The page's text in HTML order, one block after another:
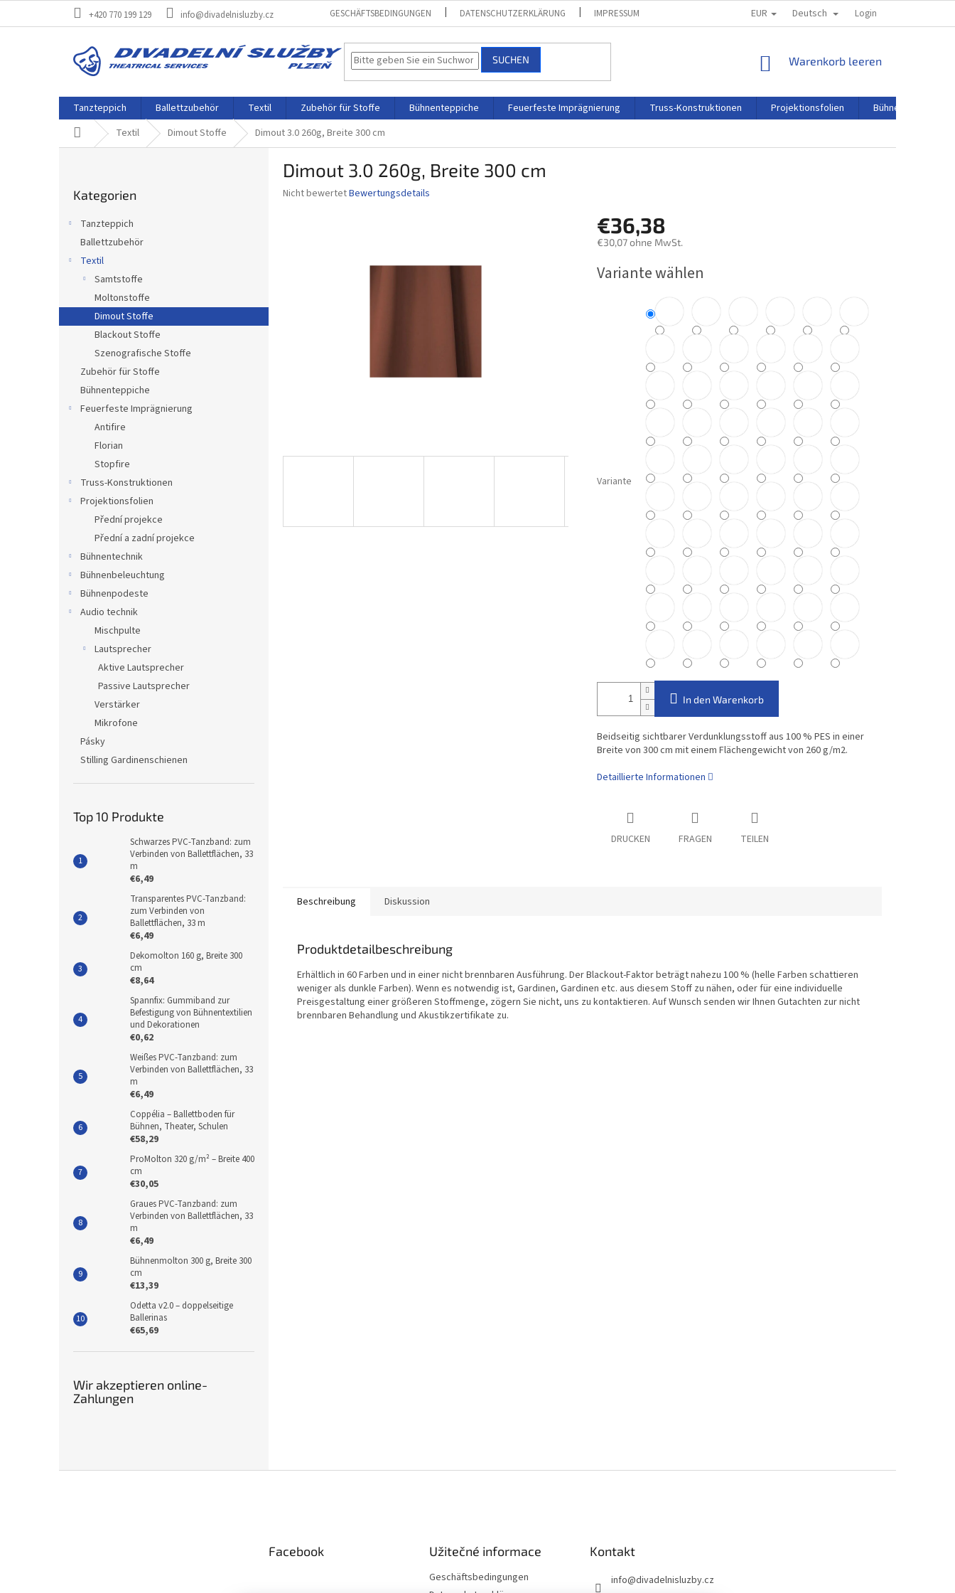
+420 770 199 129 info@divadelnisluzby.cz GESCHÄFTSBEDINGUNGEN DATENSCHUTZERKLÄRUNG IMPRESSUM REKLAMATIONSORDNUNG
EUR Deutsch Login
SUCHEN WARENKORB
Warenkorb leeren
Tanzteppich Ballettzubehör Textil Zubehör für Stoffe Bühnenteppiche Feuerfeste Imprägnierung Truss-Konstruktionen Projektionsfolien
Bühnentechnik
Startseite
Textil Dimout Stoffe Dimout 3.0 260g, Breite 300 cm
t
e
überspringen
Kategorien
Tanzteppich
Ballettzubehör
Textil
Samtstoffe
Moltonstoffe
Dimout Stoffe
Blackout Stoffe
Szenografische Stoffe
Zubehör für Stoffe
Bühnenteppiche
Feuerfeste Imprägnierung
Antifire
Florian
Stopfire
Truss-Konstruktionen
Projektionsfolien
Přední projekce
Přední a zadní projekce
Bühnentechnik
Bühnenbeleuchtung
Bühnenpodeste
Audio technik
Mischpulte
Lautsprecher
Aktive Lautsprecher
Passive Lautsprecher
Verstärker
Mikrofone
Pásky
Stilling Gardinenschienen
Top 10 Produkte
Schwarzes PVC-Tanzband: zum
Verbinden von Ballettflächen, 33
m
€6,49
Transparentes PVC-Tanzband:
zum Verbinden von
Ballettflächen, 33 m
€6,49
Dekomolton 160 g, Breite 300
cm
€8,64
Spannfix: Gummiband zur
Befestigung von Bühnentextilien
und Dekorationen
€0,62
Weißes PVC-Tanzband: zum
Verbinden von Ballettflächen, 33
m
€6,49
Coppélia – Ballettboden für
Bühnen, Theater, Schulen
€58,29
ProMolton 320 g/m² – Breite 400
cm
€30,05
Graues PVC-Tanzband: zum
Verbinden von Ballettflächen, 33
m
€6,49
Bühnenmolton 300 g, Breite 300
cm
€13,39
Odetta v2.0 – doppelseitige
Ballerinas
€65,69
Wir akzeptieren online-
Zahlungen
Dimout 3.0 260g, Breite 300 cm
Die
Nicht bewertetBewertungsdetails
€36,38
€30,07 ohne MwSt.
Variante wählen
Variante
In den Warenkorb
Beidseitig sichtbarer Verdunklungsstoff aus 100 % PES in einer
Breite von 300 cm mit einem Flächengewicht von 260 g/m2.
Detaillierte Informationen
DRUCKEN FRAGEN TEILEN
Beschreibung Diskussion
Produktdetailbeschreibung
Erhältlich in 60 Farben und in einer nicht brennbaren Ausführung. Der Blackout-Faktor beträgt nahezu 100 % (helle Farben schattieren
weniger als dunkle Farben). Wenn es notwendig ist, Gardinen, Gardinen etc. aus diesem Stoff zu nähen, oder für eine individuelle
Preisgestaltung einer größeren Stoffmenge, zögern Sie nicht, uns zu kontaktieren. Auf Wunsch senden wir Ihnen Gutachten zur nicht
brennbaren Behandlung und Akustikzertifikate zu.
Facebook Užitečné informace
Geschäftsbedingungen
Kontakt
info@divadelnisluzby.cz